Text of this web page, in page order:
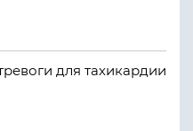
для тахикардии